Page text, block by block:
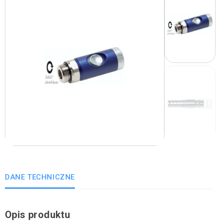
DANE TECHNICZNE
Opis produktu